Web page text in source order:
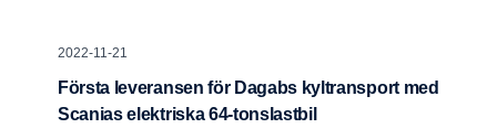
2022-11-21
Första leveransen för Dagabs kyltransport med
Scanias elektriska 64-tonslastbil